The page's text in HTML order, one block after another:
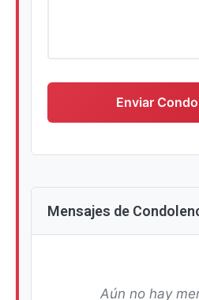
Enviar
Mensajes de
Aún no hay